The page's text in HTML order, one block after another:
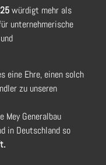
würdigt mehr als
unternehmerische
eine Ehre, einen solch
zu unseren
Mey Generalbau
in Deutschland so